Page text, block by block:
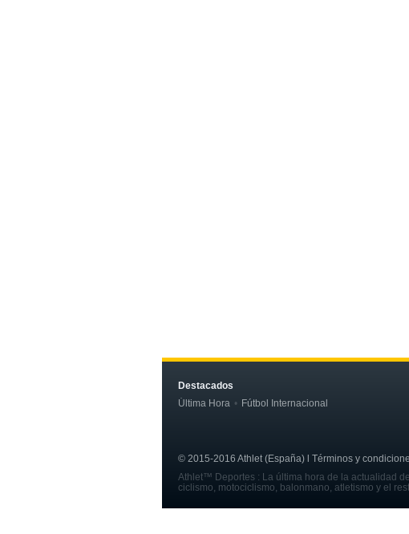
Destacados
Última Hora
Fútbol Internacional
© 2015-2016 Athlet (España) l Términos y
Athlet™ Deportes : La última hora de la actualidad
ciclismo, motociclismo, balonmano, atletismo y el